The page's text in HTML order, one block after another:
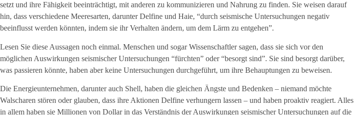
setzt und ihre Fähigkeit beeinträchtigt, mit anderen zu kommunizieren und Nahrung zu finden. Sie weisen darauf
hin, dass verschiedene Meeresarten, darunter Delfine und Haie, “durch seismische Untersuchungen negativ
beeinflusst werden könnten, indem sie ihr Verhalten ändern, um dem Lärm zu entgehen”.
Lesen Sie diese Aussagen noch einmal. Menschen und sogar Wissenschaftler sagen, dass sie sich vor den
möglichen Auswirkungen seismischer Untersuchungen “fürchten” oder “besorgt sind”. Sie sind besorgt darüber,
was passieren könnte, haben aber keine Untersuchungen durchgeführt, um ihre Behauptungen zu beweisen.
Die Energieunternehmen, darunter auch Shell, haben die gleichen Ängste und Bedenken – niemand möchte
Walscharen stören oder glauben, dass ihre Aktionen Delfine verhungern lassen – und haben proaktiv reagiert. Alles
in allem haben sie Millionen von Dollar in das Verständnis der Auswirkungen seismischer Untersuchungen auf die